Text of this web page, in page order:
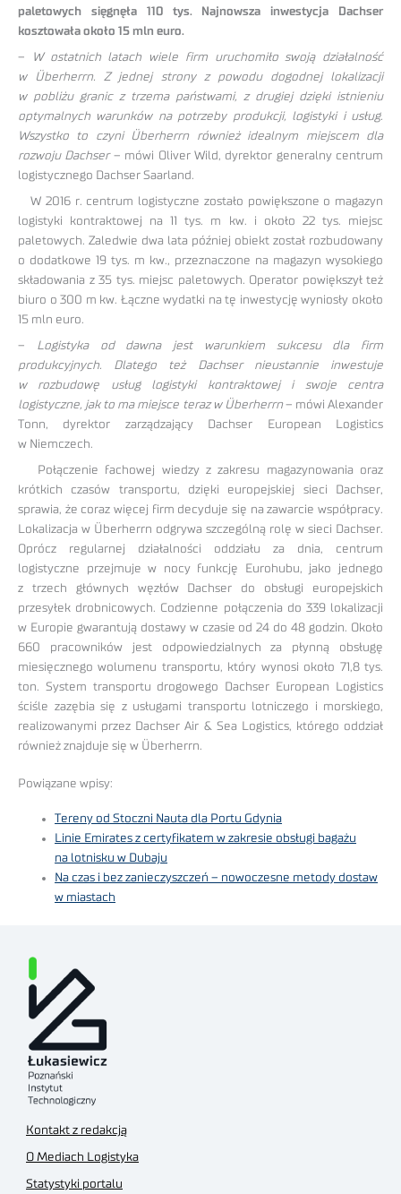
paletowych sięgnęła 110 tys. Najnowsza inwestycja Dachser
kosztowała około 15 mln euro.
–
W ostatnich latach wiele firm uruchomiło swoją działalność
w Überherrn. Z jednej strony z powodu dogodnej lokalizacji
w pobliżu granic z trzema państwami, z drugiej dzięki istnieniu
optymalnych warunków na potrzeby produkcji, logistyki i usług.
Wszystko to czyni Überherrn również idealnym miejscem dla
rozwoju Dachser– mówi Oliver Wild, dyrektor generalny centrum
logistycznego Dachser Saarland.
W 2016 r. centrum logistyczne zostało powiększone o magazyn
logistyki kontraktowej na 11 tys. m kw. i około 22 tys. miejsc
paletowych. Zaledwie dwa lata później obiekt został rozbudowany
o dodatkowe 19 tys. m kw., przeznaczone na magazyn wysokiego
składowania z 35 tys. miejsc paletowych. Operator powiększył też
biuro o 300 m kw. Łączne wydatki na tę inwestycję wyniosły około
15 mln euro.
– Logistyka od dawna jest warunkiem sukcesu dla firm
produkcyjnych. Dlatego też Dachser nieustannie inwestuje
w rozbudowę usług logistyki kontraktowej i swoje centra
logistyczne, jak to ma miejsce teraz w Überherrn– mówi Alexander
Tonn, dyrektor zarządzający Dachser European Logistics
w Niemczech.
Połączenie fachowej wiedzy z zakresu magazynowania oraz
krótkich czasów transportu, dzięki europejskiej sieci Dachser,
sprawia, że coraz więcej firm decyduje się na zawarcie współpracy.
Lokalizacja w Überherrn odgrywa szczególną rolę w sieci Dachser.
Oprócz regularnej działalności oddziału za dnia, centrum
logistyczne przejmuje w nocy funkcję Eurohubu, jako jednego
z trzech głównych węzłów Dachser do obsługi europejskich
przesyłek drobnicowych. Codzienne połączenia do 339 lokalizacji
w Europie gwarantują dostawy w czasie od 24 do 48 godzin. Około
660 pracowników jest odpowiedzialnych za płynną obsługę
miesięcznego wolumenu transportu, który wynosi około 71,8 tys.
ton. System transportu drogowego Dachser European Logistics
ściśle zazębia się z usługami transportu lotniczego i morskiego,
realizowanymi przez Dachser Air & Sea Logistics, którego oddział
również znajduje się w Überherrn.
Powiązane wpisy:
Tereny od Stoczni Nauta dla Portu Gdynia
Linie Emirates z certyfikatem w zakresie obsługi bagażu
na lotnisku w Dubaju
Na czas i bez zanieczyszczeń – nowoczesne metody dostaw
w miastach
Kontakt z redakcją
O Mediach Logistyka
Statystyki portalu